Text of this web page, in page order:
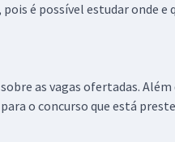
é possível estudar onde e
as vagas ofertadas. Além
o concurso que está